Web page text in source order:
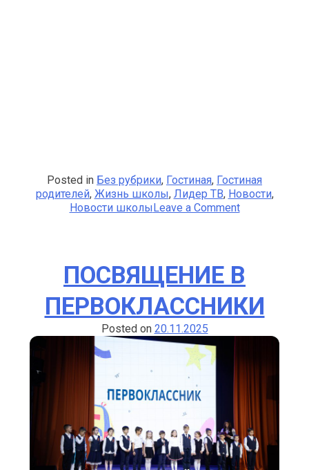
Posted in Без рубрики, Гостиная, Гостиная
родителей, Жизнь школы, Лидер ТВ, Новости,
Новости школы Leave a Commenton
ПОСВЯЩЕНИЕ В
ПЕРВОКЛАССНИКИ
Posted on 20.11.2025